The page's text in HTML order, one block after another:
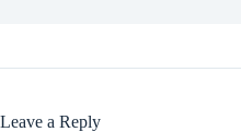
Leave a Reply